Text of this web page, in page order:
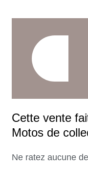
Cette vente
Motos de
Ne ratez aucune